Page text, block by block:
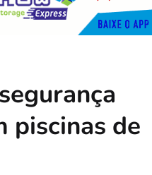
piscinas de